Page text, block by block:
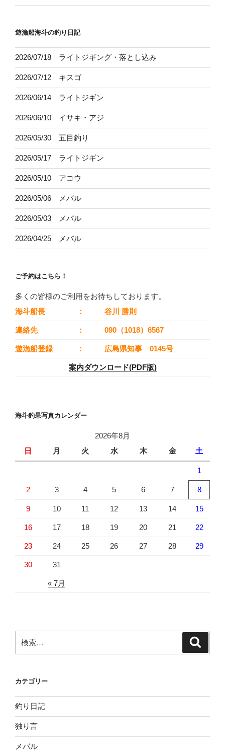
遊漁船海斗の釣り日記
2026/07/18 ライトジギング・落とし込み
2026/07/12 キスゴ
2026/06/14 ライトジギン
2026/06/10 イサキ・アジ
2026/05/30 五目釣り
2026/05/17 ライトジギン
2026/05/10 アコウ
2026/05/06 メバル
2026/05/03 メバル
2026/04/25 メバル
ご予約はこちら！
多くの皆様のご利用をお待ちしております。
海斗船長
： 谷川 勝則
連絡先 ： 090（1018）6567
遊漁船登録 ： 広島県知事 0145号
案内ダウンロード(PDF版)
海斗釣果写真カレンダー
2026年8月
日
月 火 水 木 金 土
« 7月
1
2 3 4 5 6 7 8
9 10 11 12 13 14 15
16 17 18 19 20 21 22
23 24 25 26 27 28 29
30 31
索:
カテゴリー
釣り日記
独り言
メバル